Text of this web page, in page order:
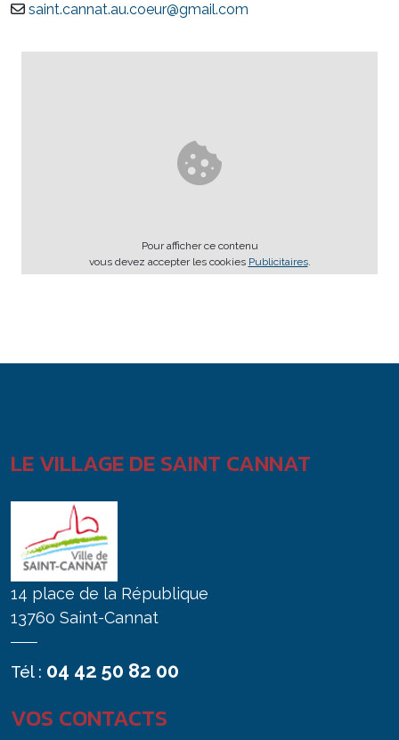
saint.cannat.au.coeur@gmail.com
Pour afficher ce contenu
vous devez accepter les cookies Publicitaires.
LE VILLAGE DE SAINT CANNAT
14 place de la République
13760 Saint-Cannat
Tél : 04 42 50 82 00
VOS CONTACTS